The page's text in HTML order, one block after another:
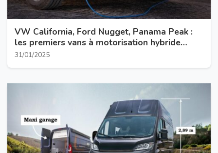
VW California, Ford Nugget, Panama Peak :
les premiers vans à motorisation hybride
rechargeable arrivent
31/01/2025